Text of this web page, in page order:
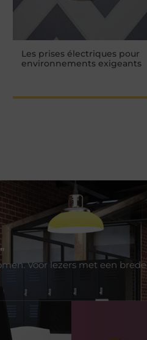
Les prises électriques pour
environnements exigeants
Voor lezers met een brede